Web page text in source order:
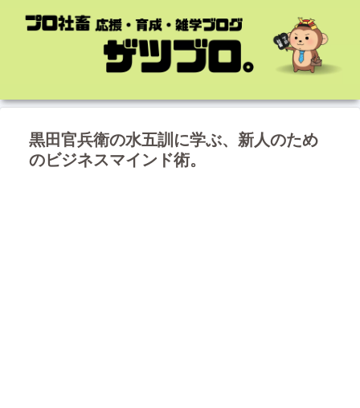
黒田官兵衛の水五訓に学ぶ、新人のため
のビジネスマインド術。